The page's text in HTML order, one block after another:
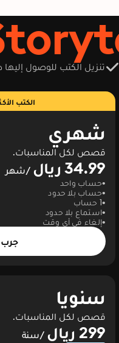
تنزيل الكتب للوصول إليها
الكتب
شهري
قصص لكل المناسبات.
34.99 ريال /شهر
حساب واحد
حساب بلا حدود
1 حساب
استماع بلا حدود
إلغاء في أي وقت
جرب
سنويا
قصص لكل المناسبات.
299 ريال /سنة